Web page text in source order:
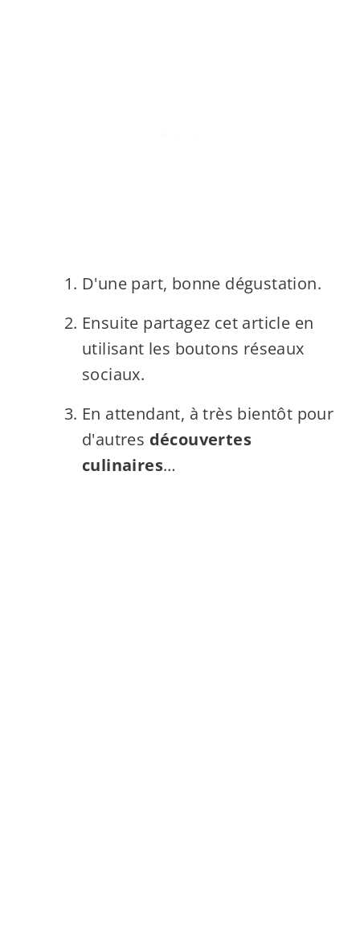
D'une part, bonne dégustation.
Ensuite partagez cet article en
utilisant les boutons réseaux
sociaux.
En attendant, à très bientôt pour
d'autres découvertes
culinaires…